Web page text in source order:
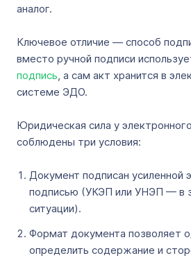
аналог.
Ключевое отличие — способ
вместо ручной подписи
подпись, а сам акт хранится в
системе ЭДО.
Юридическая сила у
соблюдены три условия:
Документ подписан усиленной
подписью (УКЭП или УНЭП — в
ситуации).
Формат документа позволяет
определить содержание и